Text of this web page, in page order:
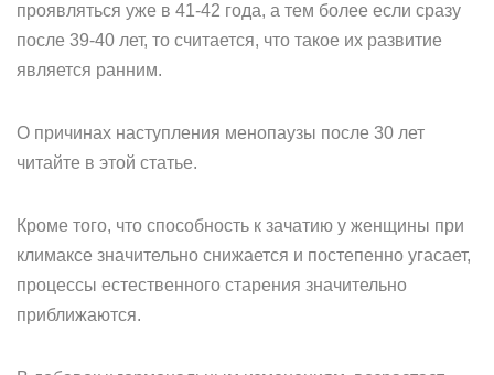
проявляться уже в 41-42 года, а тем более если сразу
после 39-40 лет, то считается, что такое их развитие
является ранним.
О причинах наступления менопаузы после 30 лет
читайте в этой статье.
Кроме того, что способность к зачатию у женщины при
климаксе значительно снижается и постепенно угасает,
процессы естественного старения значительно
приближаются.